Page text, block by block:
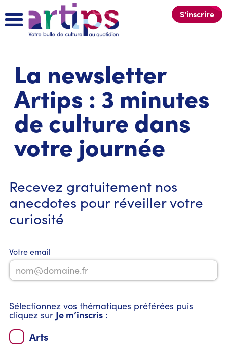
S'inscrire
La newsletter
Artips : 3 minutes
de culture dans
votre journée
Recevez gratuitement nos
anecdotes pour réveiller votre
curiosité
Votre email
Sélectionnez vos thématiques préférées puis
cliquez sur Je m’inscris:
Arts